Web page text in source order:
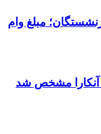
مبلغ وام
آنکارا مشخص شد